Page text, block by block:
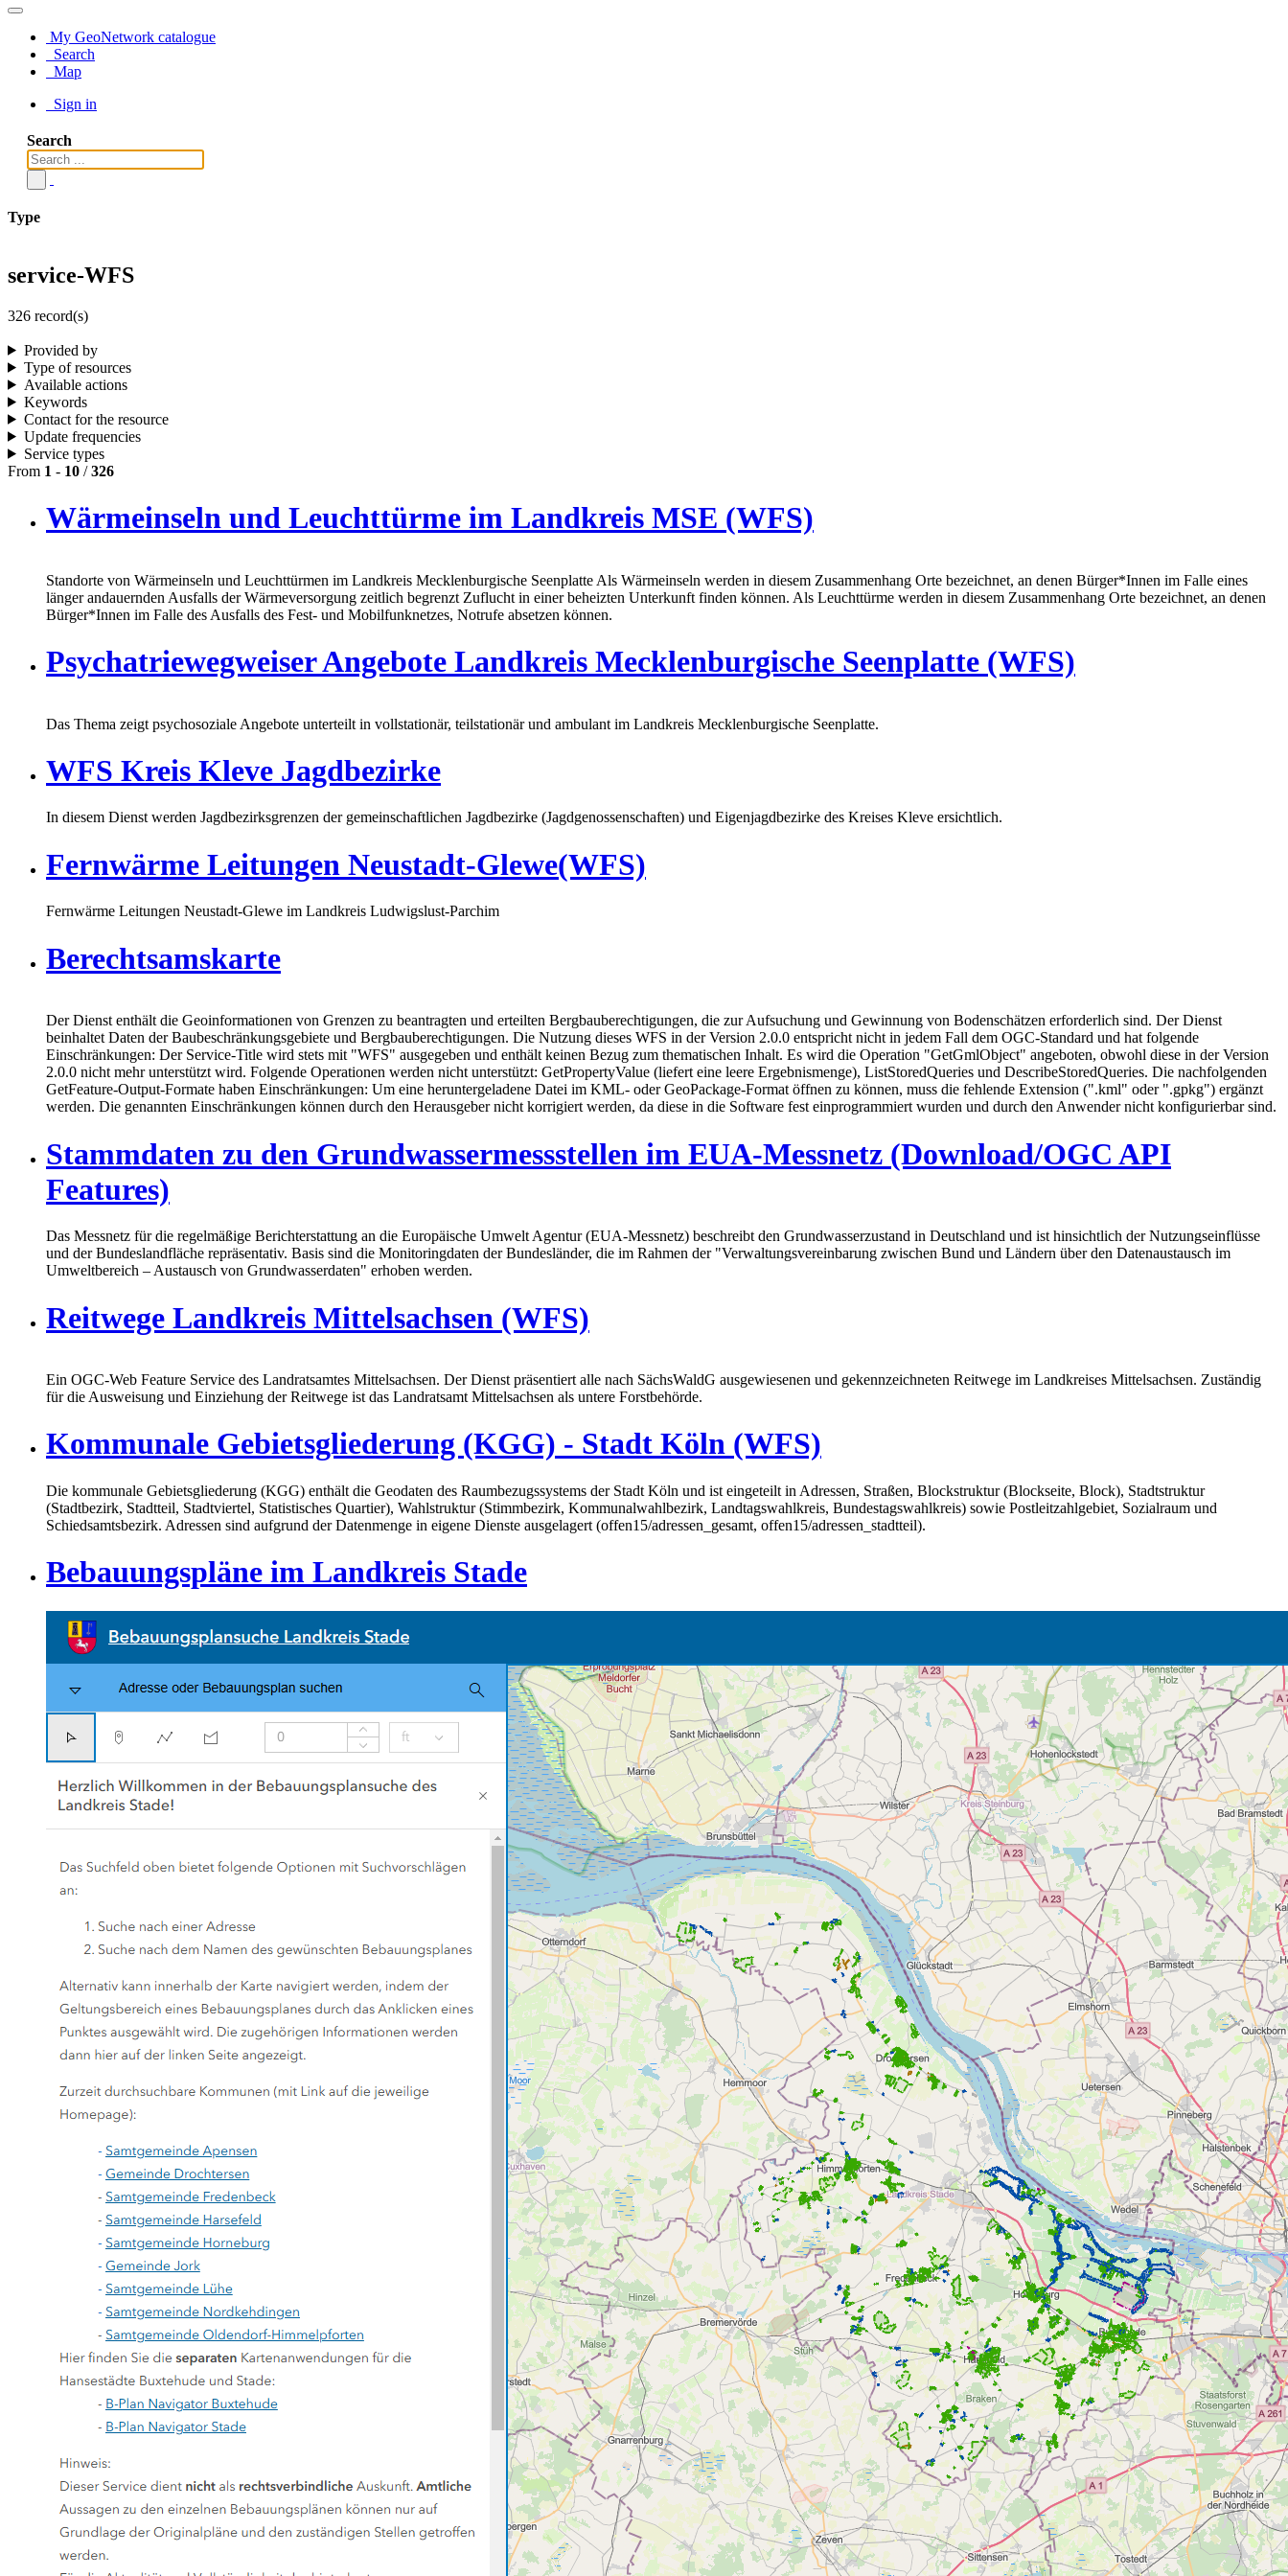
My GeoNetwork catalogue
Search
Map
Sign in
Search
Type
service-WFS
326 record(s)
Provided by
Type of resources
Available actions
Keywords
Contact for the resource
Update frequencies
Service types
From 1 - 10 /326
Wärmeinseln und Leuchttürme im Landkreis MSE (WFS)
Standorte von Wärmeinseln und Leuchttürmen im Landkreis Mecklenburgische Seenplatte Als Wärmeinseln werden in diesem Zusammenhang Orte bezeichnet, an denen Bürger*Innen im Falle eines
länger andauernden Ausfalls der Wärmeversorgung zeitlich begrenzt Zuflucht in einer beheizten Unterkunft finden können. Als Leuchttürme werden in diesem Zusammenhang Orte bezeichnet, an denen
Bürger*Innen im Falle des Ausfalls des Fest- und Mobilfunknetzes, Notrufe absetzen können.
Psychatriewegweiser Angebote Landkreis Mecklenburgische Seenplatte (WFS)
Das Thema zeigt psychosoziale Angebote unterteilt in vollstationär, teilstationär und ambulant im Landkreis Mecklenburgische Seenplatte.
WFS Kreis Kleve Jagdbezirke
In diesem Dienst werden Jagdbezirksgrenzen der gemeinschaftlichen Jagdbezirke (Jagdgenossenschaften) und Eigenjagdbezirke des Kreises Kleve ersichtlich.
Fernwärme Leitungen Neustadt-Glewe(WFS)
Fernwärme Leitungen Neustadt-Glewe im Landkreis Ludwigslust-Parchim
Berechtsamskarte
Der Dienst enthält die Geoinformationen von Grenzen zu beantragten und erteilten Bergbauberechtigungen, die zur Aufsuchung und Gewinnung von Bodenschätzen erforderlich sind. Der Dienst
beinhaltet Daten der Baubeschränkungsgebiete und Bergbauberechtigungen. Die Nutzung dieses WFS in der Version 2.0.0 entspricht nicht in jedem Fall dem OGC-Standard und hat folgende
Einschränkungen: Der Service-Title wird stets mit "WFS" ausgegeben und enthält keinen Bezug zum thematischen Inhalt. Es wird die Operation "GetGmlObject" angeboten, obwohl diese in der Version
2.0.0 nicht mehr unterstützt wird. Folgende Operationen werden nicht unterstützt: GetPropertyValue (liefert eine leere Ergebnismenge), ListStoredQueries und DescribeStoredQueries. Die nachfolgenden
GetFeature-Output-Formate haben Einschränkungen: Um eine heruntergeladene Datei im KML- oder GeoPackage-Format öffnen zu können, muss die fehlende Extension (".kml" oder ".gpkg") ergänzt
werden. Die genannten Einschränkungen können durch den Herausgeber nicht korrigiert werden, da diese in die Software fest einprogrammiert wurden und durch den Anwender nicht konfigurierbar sind.
Stammdaten zu den Grundwassermessstellen im EUA-Messnetz (Download/OGC API
Features)
Das Messnetz für die regelmäßige Berichterstattung an die Europäische Umwelt Agentur (EUA-Messnetz) beschreibt den Grundwasserzustand in Deutschland und ist hinsichtlich der Nutzungseinflüsse
und der Bundeslandfläche repräsentativ. Basis sind die Monitoringdaten der Bundesländer, die im Rahmen der "Verwaltungsvereinbarung zwischen Bund und Ländern über den Datenaustausch im
Umweltbereich – Austausch von Grundwasserdaten" erhoben werden.
Reitwege Landkreis Mittelsachsen (WFS)
Ein OGC-Web Feature Service des Landratsamtes Mittelsachsen. Der Dienst präsentiert alle nach SächsWaldG ausgewiesenen und gekennzeichneten Reitwege im Landkreises Mittelsachsen. Zuständig
für die Ausweisung und Einziehung der Reitwege ist das Landratsamt Mittelsachsen als untere Forstbehörde.
Kommunale Gebietsgliederung (KGG) - Stadt Köln (WFS)
Die kommunale Gebietsgliederung (KGG) enthält die Geodaten des Raumbezugssystems der Stadt Köln und ist eingeteilt in Adressen, Straßen, Blockstruktur (Blockseite, Block), Stadtstruktur
(Stadtbezirk, Stadtteil, Stadtviertel, Statistisches Quartier), Wahlstruktur (Stimmbezirk, Kommunalwahlbezirk, Landtagswahlkreis, Bundestagswahlkreis) sowie Postleitzahlgebiet, Sozialraum und
Schiedsamtsbezirk. Adressen sind aufgrund der Datenmenge in eigene Dienste ausgelagert (offen15/adressen_gesamt, offen15/adressen_stadtteil).
Bebauungspläne im Landkreis Stade